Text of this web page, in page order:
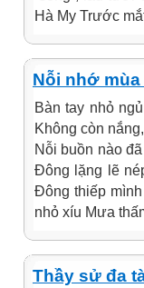
Hà My Trước
Nỗi nhớ
Bàn tay nhỏ
Không còn
Nỗi buồn nào
Đông lặng lẽ
Đông thiếp
nhỏ xíu Mưa
Thầy sử đa